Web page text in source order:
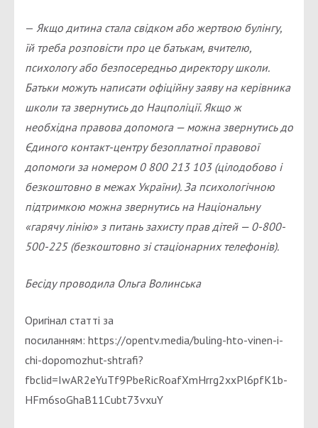
— Якщо дитина стала свідком або жертвою булінгу,
їй треба розповісти про це батькам, вчителю,
психологу або безпосередньо директору школи.
Батьки можуть написати офіційну заяву на керівника
школи та звернутись до Нацполіції. Якщо ж
необхідна правова допомога — можна звернутись до
Єдиного контакт-центру безоплатної правової
допомоги за номером 0 800 213 103 (цілодобово і
безкоштовно в межах України). За психологічною
підтримкою можна звернутись на Національну
«гарячу лінію» з питань захисту прав дітей — 0-800-
500-225 (безкоштовно зі стаціонарних телефонів).
Бесіду проводила Ольга Волинська
Оригінал статті за
посиланням: https://opentv.media/buling-hto-vinen-i-
chi-dopomozhut-shtrafi?
fbclid=IwAR2eYuTf9PbeRicRoafXmHrrg2xxPl6pfK1b-
HFm6soGhaB11Cubt73vxuY